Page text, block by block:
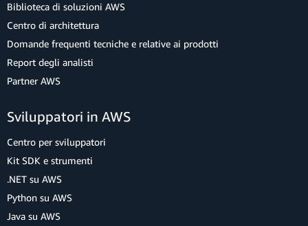
Biblioteca di soluzioni AWS
Centro di architettura
Domande frequenti tecniche e relative ai prodotti
Report degli analisti
Partner AWS
Sviluppatori in AWS
Centro per sviluppatori
Kit SDK e strumenti
.NET su AWS
Python su AWS
Java su AWS